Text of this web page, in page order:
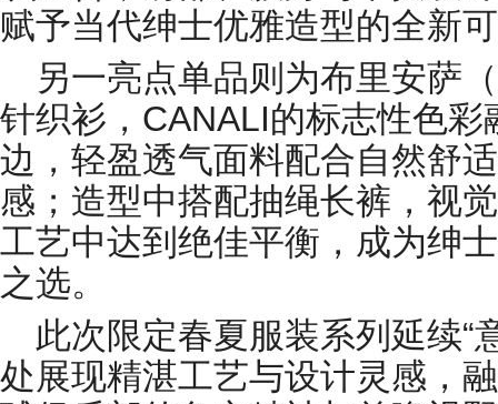
赋予当代绅士优雅造型的全新
另一亮点单品则为布里安萨
针织衫，CANALI的标志性色
边，轻盈透气面料配合自然舒
感；造型中搭配抽绳长裤，视
工艺中达到绝佳平衡，成为绅
之选。
此次限定春夏服装系列延续“
处展现精湛工艺与设计灵感，